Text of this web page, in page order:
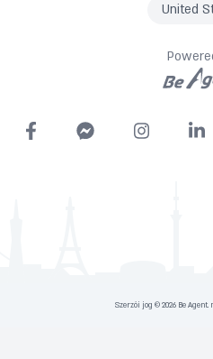
United
Szerzői jog © 2026 Be